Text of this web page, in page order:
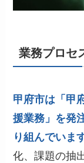
業務プロセ
甲府市は「甲
援業務」を発
り組んでいま
化、課題の抽